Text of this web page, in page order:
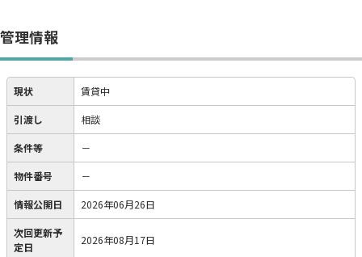
管理情報
現状 賃貸中
引渡し 相談
条件等 －
物件番号 －
情報公開日 2026年06月26日
次回更新予
定日
2026年08月17日